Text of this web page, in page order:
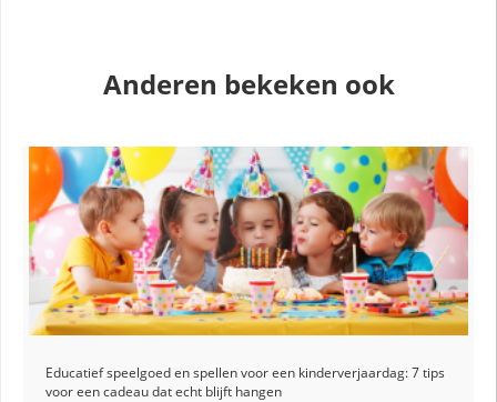
Anderen bekeken ook
Educatief speelgoed en spellen voor een kinderverjaardag: 7 tips
voor een cadeau dat echt blijft hangen